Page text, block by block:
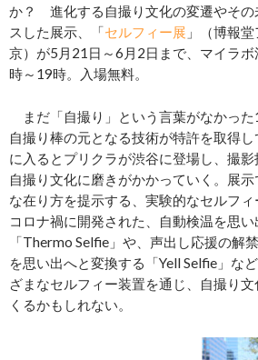
か？ 進化する自撮り文化の変遷やその
スした展示、「セルフィー展 」（博報
京）が5月21日～6月2日まで、マイラ
時～19時。入場無料。
まだ「自撮り」という言葉がなかっ
自撮り棒の元となる技術が特許を取得
に入るとプリクラが渋谷に登場し、撮
自撮り文化に磨きがかかっていく。展
な在り方を提示する、実験的なセルフィ
コロナ禍に開発された、自動検温を思
「Thermo Selfie」や、声出し応援の解
を思い出へと変換する「Yell Selfie」な
ざまなセルフィー装置を通じ、自撮り
くるかもしれない。